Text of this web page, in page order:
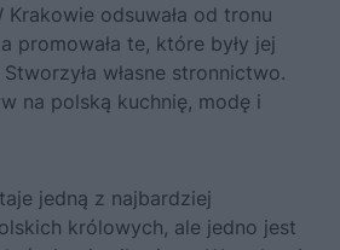
odsuwała od tronu
promowała te, które były jej
własne stronnictwo.
na polską kuchnię, modę i
jedną z najbardziej
królowych, ale jedno jest